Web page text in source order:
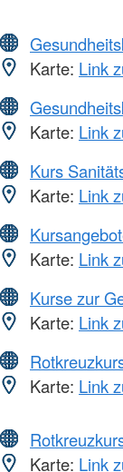
Karte: Link
Karte: Link
Kurs
Karte: Link
Karte: Link
Kurse zur
Karte: Link
Karte: Link
Karte: Link